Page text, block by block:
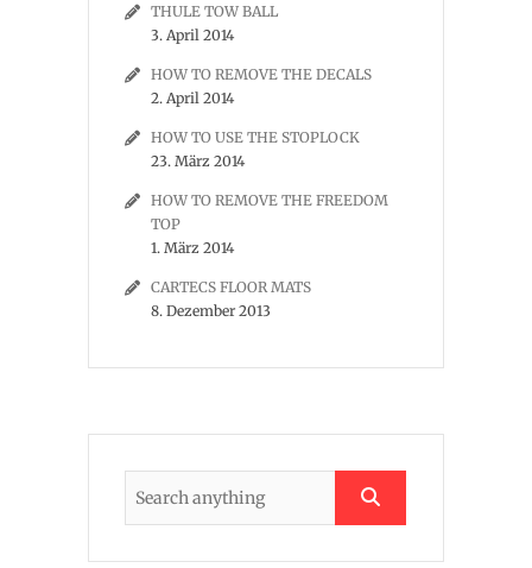
THULE TOW BALL
3. April 2014
HOW TO REMOVE THE DECALS
2. April 2014
HOW TO USE THE STOPLOCK
23. März 2014
HOW TO REMOVE THE FREEDOM
TOP
1. März 2014
CARTECS FLOOR MATS
8. Dezember 2013